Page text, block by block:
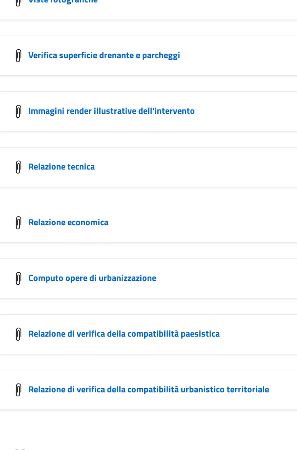
Verifica superficie drenante e parcheggi
Immagini render illustrative dell'intervento
Relazione tecnica
Relazione economica
Computo opere di urbanizzazione
Relazione di verifica della compatibilità paesistica
Relazione di verifica della compatibilità urbanistico territoriale